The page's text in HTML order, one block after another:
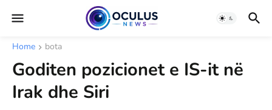
Home bota
Goditen pozicionet e IS-it në
Irak dhe Siri